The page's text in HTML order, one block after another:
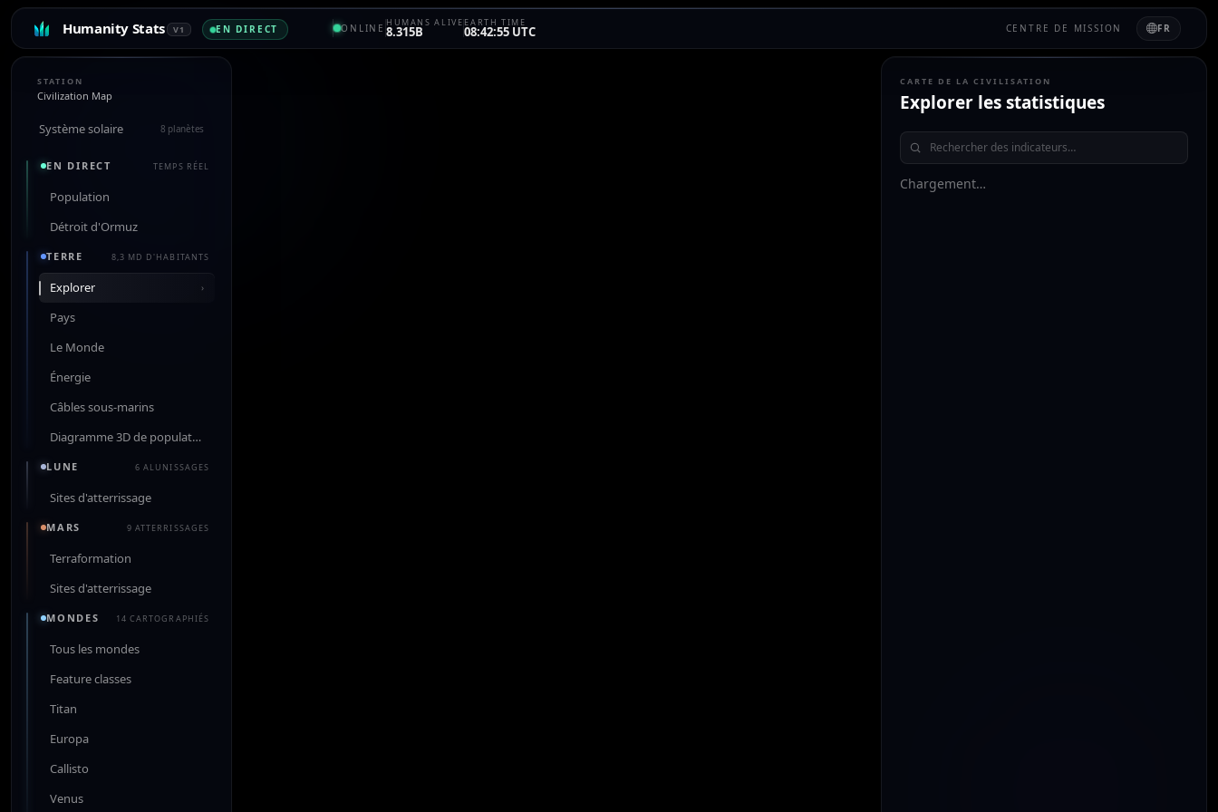
Humanity Stats V1 EN DIRECT ONLINE HUMANS ALIVE
8.315B
EARTH TIME
08:42:55 UTC CENTRE DE MISSION FR
STATION
Civilization Map
Système solaire 8 planètes
EN DIRECT TEMPS RÉEL
Population
Détroit d'Ormuz
TERRE 8,3 MD D'HABITANTS
Explorer ›
Pays
Le Monde
Énergie
Câbles sous-marins
Diagramme 3D de population
LUNE 6 ALUNISSAGES
Sites d'atterrissage
MARS 9 ATTERRISSAGES
Terraformation
Sites d'atterrissage
MONDES 14 CARTOGRAPHIÉS
Tous les mondes
Feature classes
Titan
Europa
Callisto
Venus
CARTE DE LA CIVILISATION
Explorer les statistiques
Chargement…